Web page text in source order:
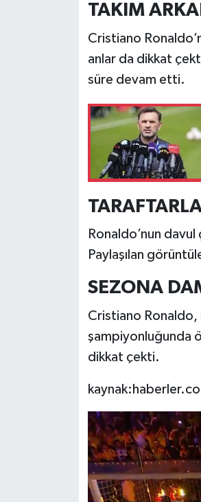
TAKIM
Cristiano
anlar da dikkat
süre devam etti.
Ronaldo’nun
Paylaşılan
SEZONA
Cristiano Ronaldo,
şampiyonluğunda
dikkat çekti.